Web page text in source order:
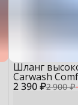
2 390 ₽2 900 ₽
Шланг
Carwash